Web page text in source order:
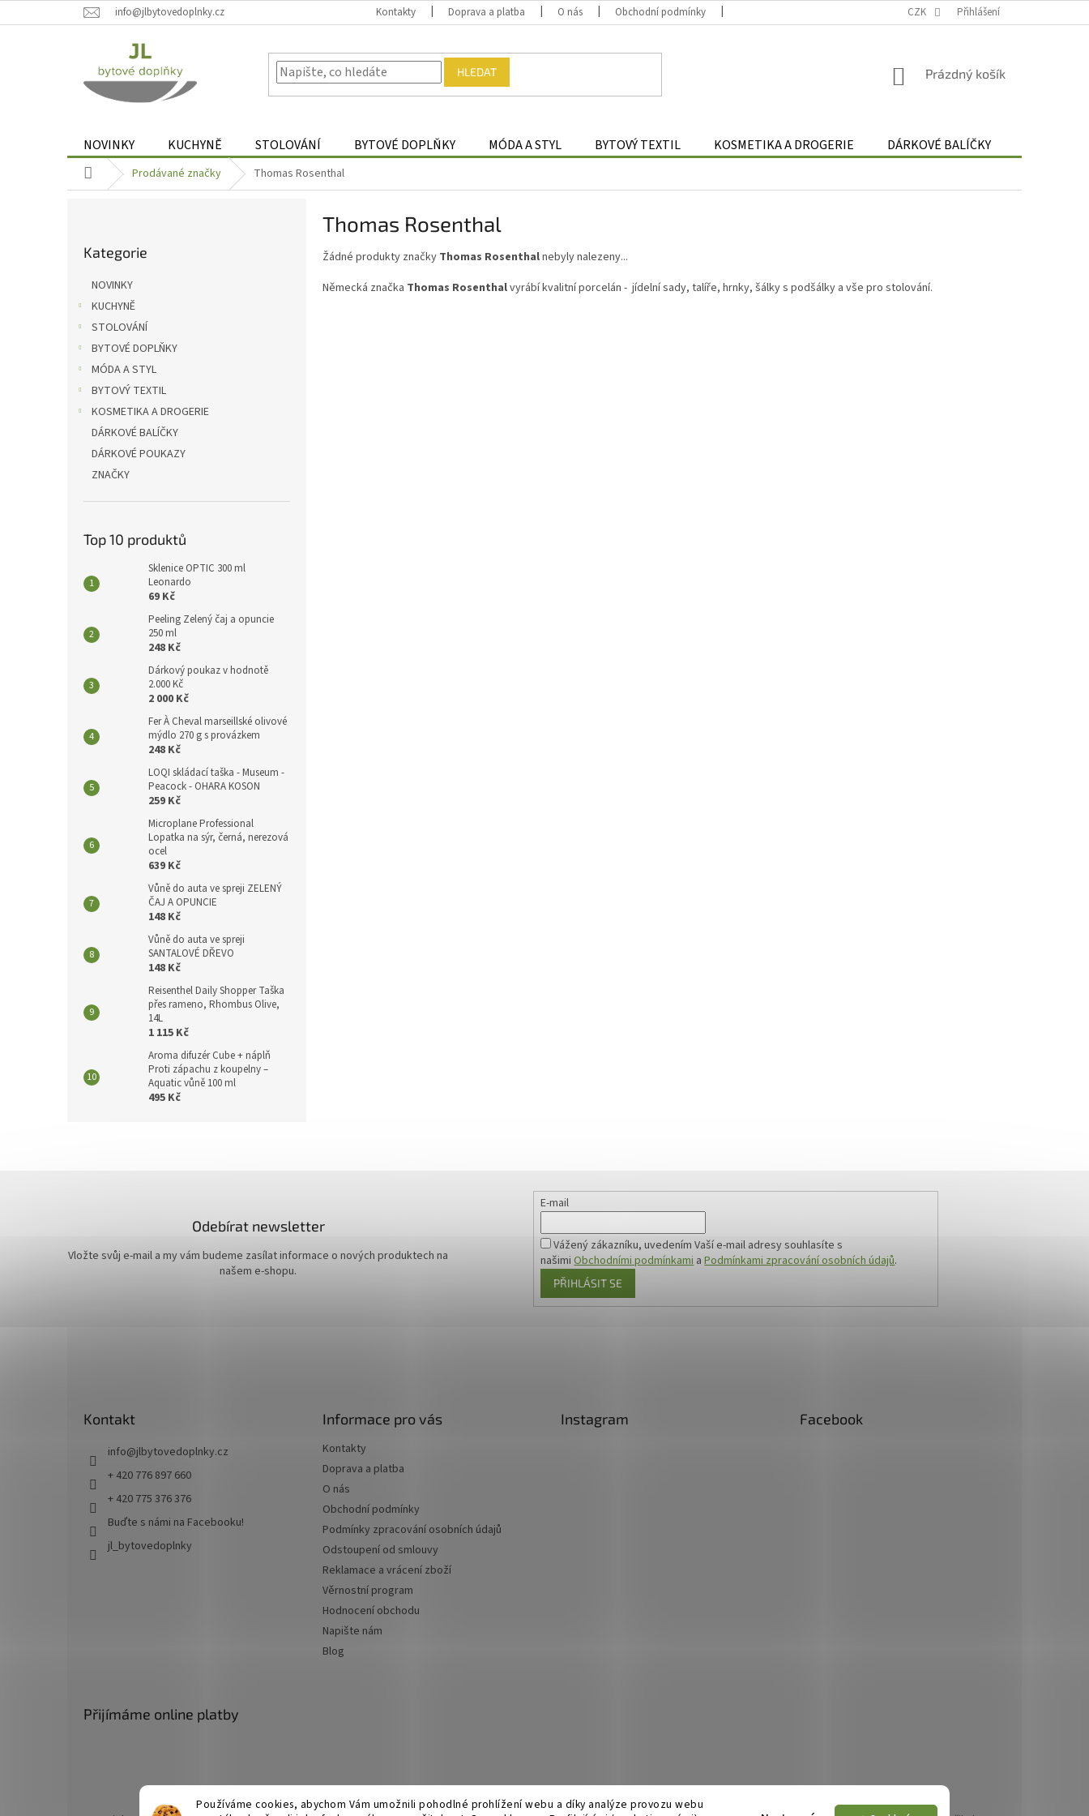
Používáme cookies, abychom Vám umožnili pohodlné prohlížení webu a díky analýze provozu webu
na
info@jlbytovedoplnky.cz Kontakty Doprava a platba O nás Obchodní podmínky Odstoupení od smlouvy
CZK Přihlášení
HLEDAT
NÁKUPNÍ
Prázdný košík
NOVINKY KUCHYNĚ STOLOVÁNÍ BYTOVÉ DOPLŇKY MÓDA A STYL BYTOVÝ TEXTIL KOSMETIKA A DROGERIE DÁRKOVÉ BALÍČKY
Domů Prodávané značky Thomas Rosenthal
kategorie
Kategorie
NOVINKY
KUCHYNĚ
STOLOVÁNÍ
BYTOVÉ DOPLŇKY
MÓDA A STYL
BYTOVÝ TEXTIL
KOSMETIKA A DROGERIE
DÁRKOVÉ BALÍČKY
DÁRKOVÉ POUKAZY
ZNAČKY
Top 10 produktů
Sklenice OPTIC 300 ml
Leonardo
69 Kč
Peeling Zelený čaj a opuncie
250 ml
248 Kč
Dárkový poukaz v hodnotě
2.000 Kč
2 000 Kč
Fer À Cheval marseillské olivové
mýdlo 270 g s provázkem
248 Kč
LOQI skládací taška - Museum -
Peacock - OHARA KOSON
259 Kč
Microplane Professional
Lopatka na sýr, černá, nerezová
ocel
639 Kč
Vůně do auta ve spreji ZELENÝ
ČAJ A OPUNCIE
148 Kč
Vůně do auta ve spreji
SANTALOVÉ DŘEVO
148 Kč
Reisenthel Daily Shopper Taška
přes rameno, Rhombus Olive,
14L
1 115 Kč
Aroma difuzér Cube + náplň
Proti zápachu z koupelny –
Aquatic vůně 100 ml
495 Kč
Thomas Rosenthal
Žádné produkty značky Thomas Rosenthalnebyly nalezeny...
Německá značka Thomas Rosenthalvyrábí kvalitní porcelán - jídelní sady, talíře, hrnky, šálky s podšálky a vše pro stolování.
Odebírat newsletter
Vložte svůj e-mail a my vám budeme zasílat informace o nových produktech na
našem e-shopu.
E-mail
Vážený zákazníku, uvedením Vaší e-mail adresy souhlasíte s
našimiObchodními podmínkami aPodmínkami zpracování osobních údajů.
PŘIHLÁSIT SE
Kontakt
info@jlbytovedoplnky.cz
+ 420 776 897 660
+ 420 775 376 376
Buďte s námi na Facebooku!
jl_bytovedoplnky
Informace pro vás
Kontakty
Doprava a platba
O nás
Obchodní podmínky
Podmínky zpracování osobních údajů
Odstoupení od smlouvy
Reklamace a vrácení zboží
Věrnostní program
Hodnocení obchodu
Napište nám
Blog
Instagram Facebook
Přijímáme online platby